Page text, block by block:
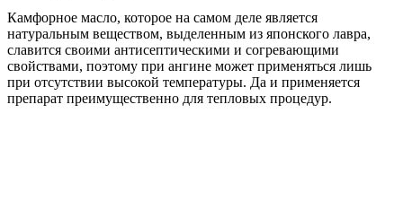
Камфорное масло, которое на самом деле является
натуральным веществом, выделенным из японского лавра,
славится своими антисептическими и согревающими
свойствами, поэтому при ангине может применяться лишь
при отсутствии высокой температуры. Да и применяется
препарат преимущественно для тепловых процедур.